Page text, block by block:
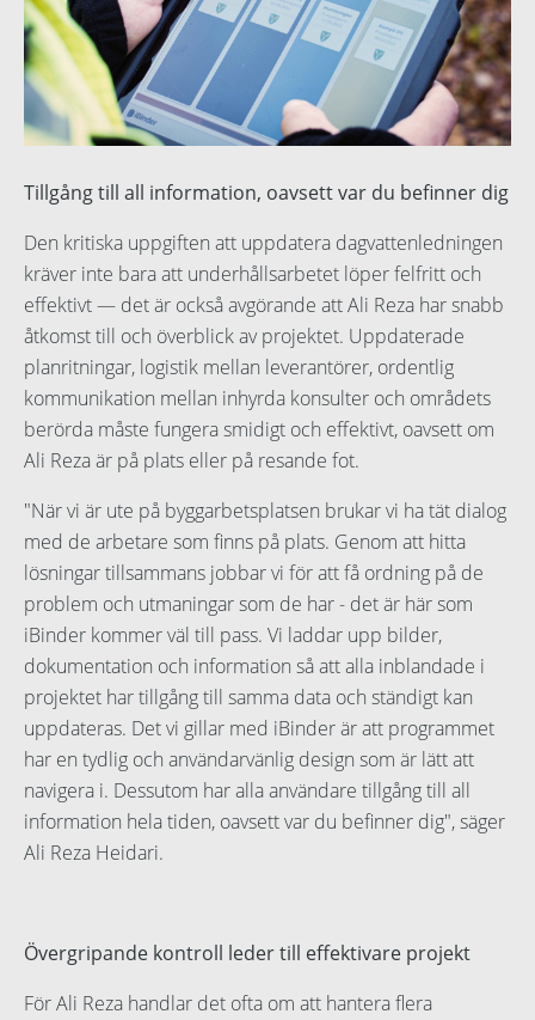
Tillgång till all information, oavsett var du befinner dig
Den kritiska uppgiften att uppdatera dagvattenledningen
kräver inte bara att underhållsarbetet löper felfritt och
effektivt — det är också avgörande att Ali Reza har snabb
åtkomst till och överblick av projektet. Uppdaterade
planritningar, logistik mellan leverantörer, ordentlig
kommunikation mellan inhyrda konsulter och områdets
berörda måste fungera smidigt och effektivt, oavsett om
Ali Reza är på plats eller på resande fot.
"När vi är ute på byggarbetsplatsen brukar vi ha tät dialog
med de arbetare som finns på plats. Genom att hitta
lösningar tillsammans jobbar vi för att få ordning på de
problem och utmaningar som de har - det är här som
iBinder kommer väl till pass. Vi laddar upp bilder,
dokumentation och information så att alla inblandade i
projektet har tillgång till samma data och ständigt kan
uppdateras. Det vi gillar med iBinder är att programmet
har en tydlig och användarvänlig design som är lätt att
navigera i. Dessutom har alla användare tillgång till all
information hela tiden, oavsett var du befinner dig", säger
Ali Reza Heidari.
Övergripande kontroll leder till effektivare projekt
För Ali Reza handlar det ofta om att hantera flera